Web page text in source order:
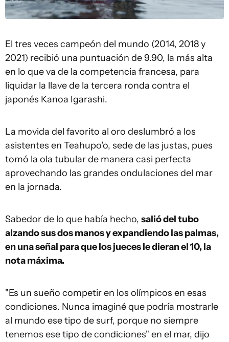
El tres veces campeón del mundo (2014, 2018 y
2021) recibió una puntuación de 9.90, la más alta
en lo que va de la competencia francesa, para
liquidar la llave de la tercera ronda contra el
japonés Kanoa Igarashi.
La movida del favorito al oro deslumbró a los
asistentes en Teahupo'o, sede de las justas, pues
tomó la ola tubular de manera casi perfecta
aprovechando las grandes ondulaciones del mar
en la jornada.
Sabedor de lo que había hecho, salió del tubo
alzando sus dos manos y expandiendo las palmas,
en una señal para que los jueces le dieran el 10, la
nota máxima.
"Es un sueño competir en los olímpicos en esas
condiciones. Nunca imaginé que podría mostrarle
al mundo ese tipo de surf, porque no siempre
tenemos ese tipo de condiciones" en el mar, dijo